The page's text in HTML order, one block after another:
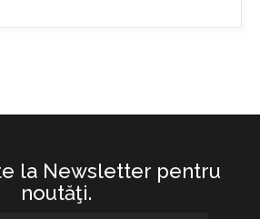
la Newsletter pentru
noutăţi.